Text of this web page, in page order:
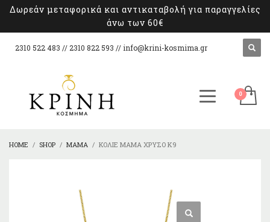
Δωρεάν μεταφορικά και αντικαταβολή για παραγγελίες
άνω των 60€
2310 522 483 // 2310 822 593 // info@krini-kosmima.gr
HOME SHOP ΜΑΜΆ ΚΟΛΙΈ ΜΑΜΆ ΧΡΥΣΌ Κ9